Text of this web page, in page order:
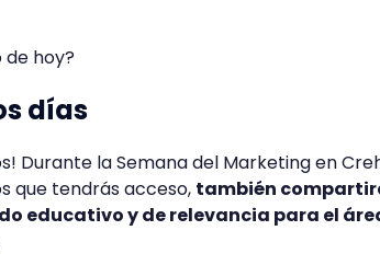
de hoy?
días
Durante la Semana del Marketing en
que tendrás acceso, también
educativo y de relevancia para el